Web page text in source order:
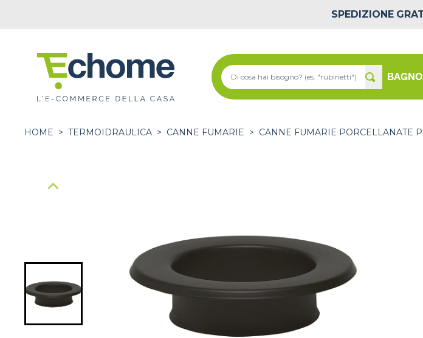
SPEDIZIONE
BAGNO
HOME > TERMOIDRAULICA > CANNE FUMARIE > CANNE FUMARIE PORCELLANATE